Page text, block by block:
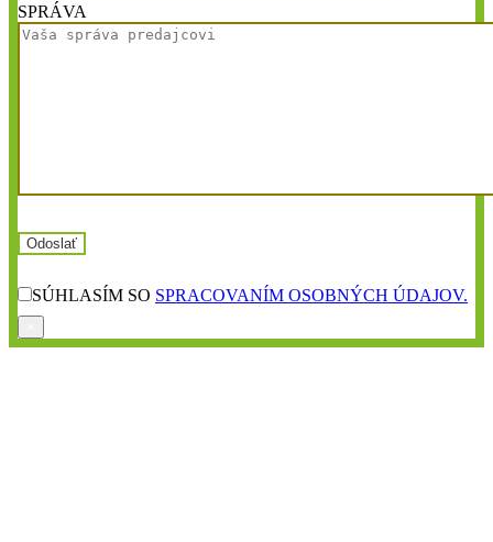
SPRÁVA
SÚHLASÍM SO SPRACOVANÍM OSOBNÝCH ÚDAJOV.